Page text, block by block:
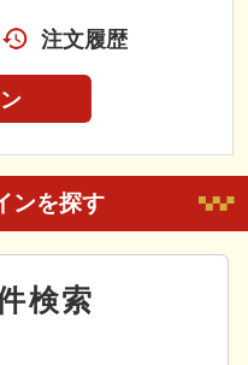
注文履歴
ンを探す
検索